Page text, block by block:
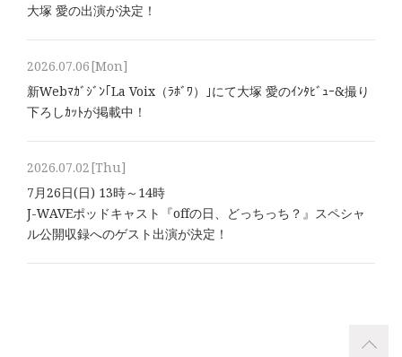
大塚 愛の出演が決定！
2026.07.06[Mon]
新Webﾏｶﾞｼﾞﾝ｢La Voix（ﾗﾎﾞﾜ）｣にて大塚 愛のｲﾝﾀﾋﾞｭｰ&撮り
下ろしｶｯﾄが掲載中！
2026.07.02[Thu]
7月26日(日) 13時～14時
J-WAVEポッドキャスト『offの日、どっちっち？』スペシャ
ル公開収録へのゲスト出演が決定！